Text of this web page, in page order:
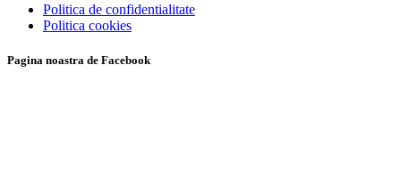
Politica de confidentialitate
Politica cookies
Pagina noastra de Facebook